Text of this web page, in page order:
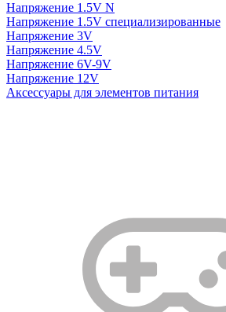
Напряжение 1.5V N
Напряжение 1.5V специализированные
Напряжение 3V
Напряжение 4.5V
Напряжение 6V-9V
Напряжение 12V
Аксессуары для элементов питания